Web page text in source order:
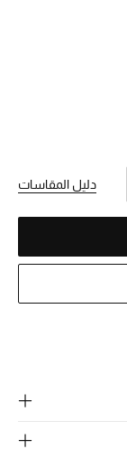
دليل المقاسات